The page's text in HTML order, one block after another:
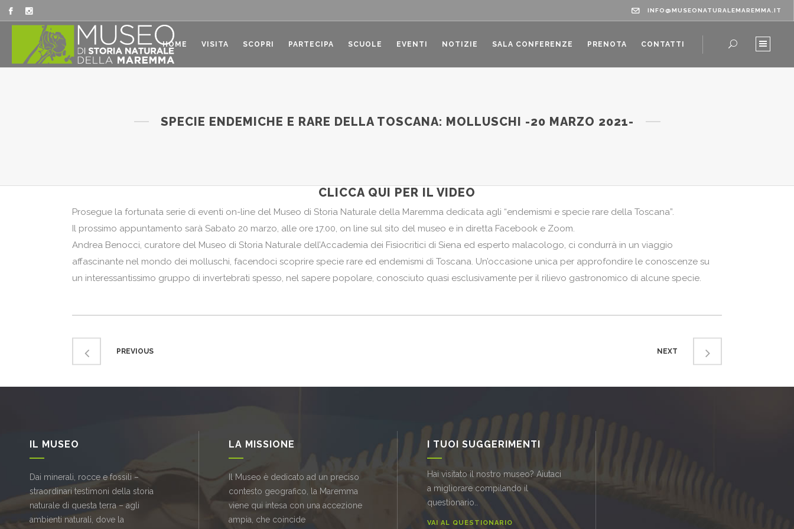
INFO@MUSEONATURALEMAREMMA.IT
HOME VISITA SCOPRI PARTECIPA SCUOLE EVENTI NOTIZIE SALA CONFERENZE PRENOTA CONTATTI
SPECIE ENDEMICHE E RARE DELLA TOSCANA: MOLLUSCHI -20 MARZO 2021-
CLICCA QUI PER IL VIDEO
Prosegue la fortunata serie di eventi on-line del Museo di Storia Naturale della Maremma dedicata agli “endemismi e specie rare della Toscana”.
Il prossimo appuntamento sarà Sabato 20 marzo, alle ore 17.00, on line sul sito del museo e in diretta Facebook e Zoom.
Andrea Benocci, curatore del Museo di Storia Naturale dell’Accademia dei Fisiocritici di Siena ed esperto malacologo, ci condurrà in un viaggio
affascinante nel mondo dei molluschi, facendoci scoprire specie rare ed endemismi di Toscana. Un’occasione unica per approfondire le conoscenze su
un interessantissimo gruppo di invertebrati spesso, nel sapere popolare, conosciuto quasi esclusivamente per il rilievo gastronomico di alcune specie.
PREVIOUS NEXT
IL MUSEO
Dai minerali, rocce e fossili –
straordinari testimoni della storia
naturale di questa terra – agli
ambienti naturali, dove la
LA MISSIONE
Il Museo è dedicato ad un preciso
contesto geografico, la Maremma
viene qui intesa con una accezione
ampia, che coincide
I TUOI SUGGERIMENTI
Hai visitato il nostro museo? Aiutaci
a migliorare compilando il
questionario..
VAI AL QUESTIONARIO